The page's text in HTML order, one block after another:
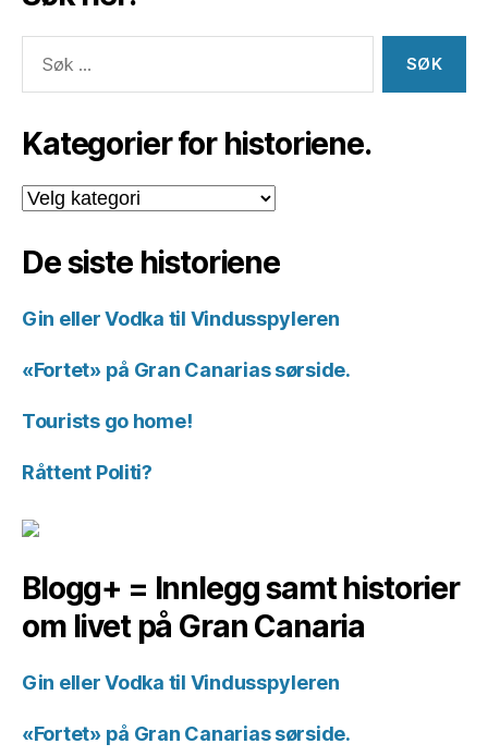
etter:
Kategorier for historiene.
Kategorier
for
De siste historiene
Gin eller Vodka til Vindusspyleren
«Fortet» på Gran Canarias sørside.
Tourists go home!
Råttent Politi?
Blogg+ = Innlegg samt historier
om livet på Gran Canaria
Gin eller Vodka til Vindusspyleren
«Fortet» på Gran Canarias sørside.